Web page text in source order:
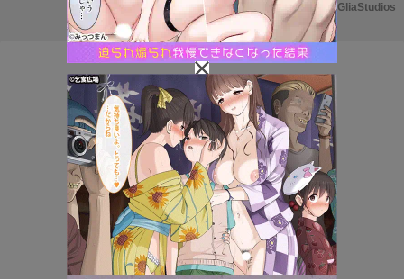
M
u
t
e
Powered by GliaStudios